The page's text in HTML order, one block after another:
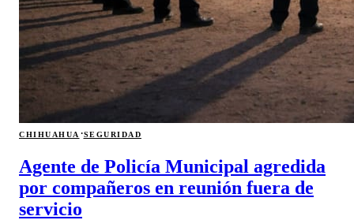
CHIHUAHUA ·SEGURIDAD
Agente de Policía Municipal agredida
por compañeros en reunión fuera de
servicio